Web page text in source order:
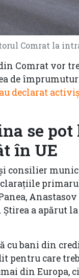
Comrat la
Comrat vor
de
au declarat
se
în UE
consilier
a apărut
cu bani din
pentru care
din Europa,